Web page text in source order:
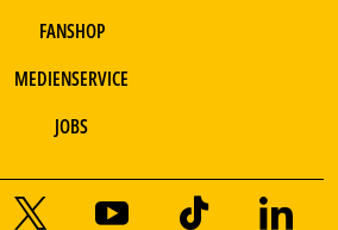
FANSHOP
MEDIENSERVICE
JOBS